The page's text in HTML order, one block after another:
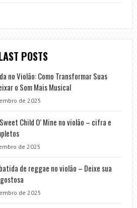
POSTS
no Violão: Como Transformar Suas
o Som Mais Musical
de 2025
Child O’ Mine no violão – cifra e
de 2025
de reggae no violão – Deixe sua
de 2025